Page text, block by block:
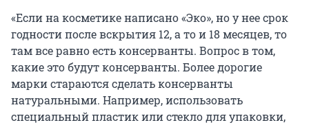
«Если на косметике написано «Эко», но у нее срок
годности после вскрытия 12, а то и 18 месяцев, то
там все равно есть консерванты. Вопрос в том,
какие это будут консерванты. Более дорогие
марки стараются сделать консерванты
натуральными. Например, использовать
специальный пластик или стекло для упаковки,